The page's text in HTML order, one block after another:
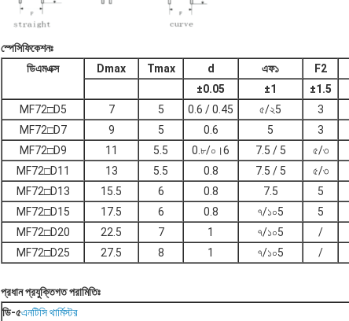
স্পেসিফিকেশনঃ
ডিএমএক্স
Dmax Tmax d এফ১ F2
±0.05 ±1 ±1.5
MF72□D5
7 5 0.6 / 0.45 ৫/২5 3
MF72□D7
9 5 0.6 5 3
MF72□D9
11 5.5 0.৮/০।6 7.5 / 5 ৫/৩
MF72□D11
13 5.5 0.8 7.5 / 5 ৫/৩
MF72□D13
15.5 6 0.8 7.5 5
MF72□D15
17.5 6 0.8 ৭/১০5 5
MF72□D20
22.5 7 1 ৭/১০5 /
MF72□D25
27.5 8 1 ৭/১০5 /
প্রধান প্রযুক্তিগত পরামিতিঃ
ডি-৫এনটিসি থার্মিস্টর